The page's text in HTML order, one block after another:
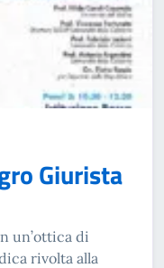
Giurista
un’ottica di
rivolta alla